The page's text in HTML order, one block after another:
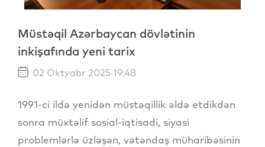
Müstəqil Azərbaycan dövlətinin
inkişafında yeni tarix
02 Oktyabr 2025 19:48
1991-ci ildə yenidən müstəqillik əldə etdikdən
sonra müxtəlif sosial-iqtisadi, siyasi
problemlərlə üzləşən, vətəndaş müharibəsinin